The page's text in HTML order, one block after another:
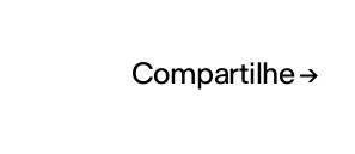
Compartilhe